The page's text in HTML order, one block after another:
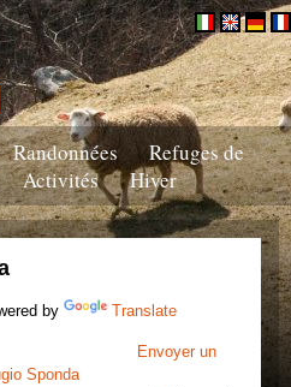
Randonnées
Refuges de
Activités Hiver
by Translate
Envoyer un
Sponda